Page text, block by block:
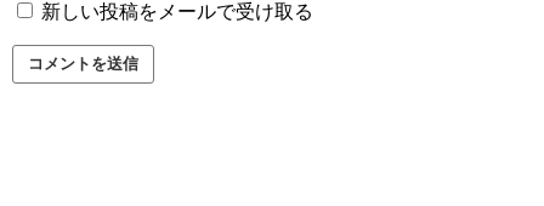
新しい投稿をメールで受け取る